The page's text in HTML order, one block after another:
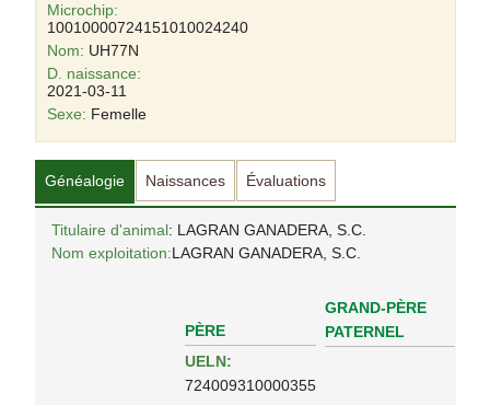
Microchip:
10010000724151010024240
Nom: UH77N
D. naissance:
2021-03-11
Sexe: Femelle
Généalogie Naissances Évaluations
Titulaire d'animal: LAGRAN GANADERA, S.C.
Nom exploitation:LAGRAN GANADERA, S.C.
PÈRE
UELN:
724009310000355
GRAND-PÈRE
PATERNEL